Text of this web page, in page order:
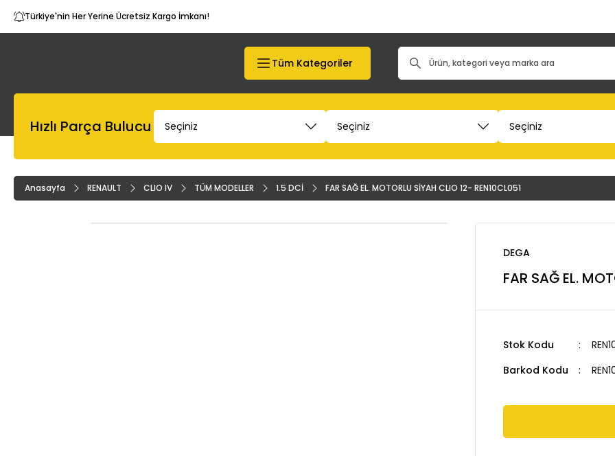
Türkiye'nin Her Yerine Ücretsiz Kargo İmkanı!
Tüm Kategoriler
Hızlı Parça Bulucu
Anasayfa RENAULT CLIO IV TÜM MODELLER 1.5 DCİ FAR SAĞ EL. MOTORLU SİYAH CLIO 12- REN10CL051
DEGA
FAR SAĞ EL.
Stok Kodu
Barkod Kodu